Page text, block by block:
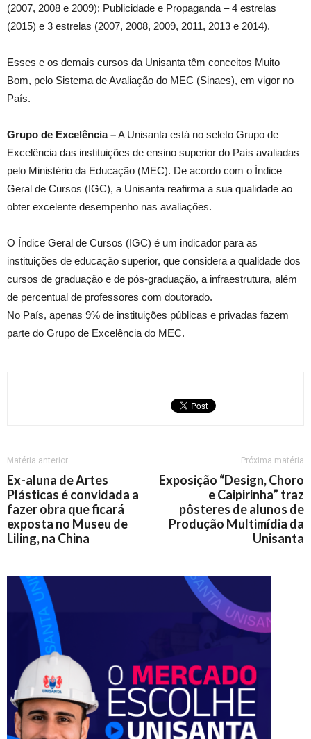
(2007, 2008 e 2009); Publicidade e Propaganda – 4 estrelas
(2015) e 3 estrelas (2007, 2008, 2009, 2011, 2013 e 2014).
Esses e os demais cursos da Unisanta têm conceitos Muito
Bom, pelo Sistema de Avaliação do MEC (Sinaes), em vigor no
País.
Grupo de Excelência –A Unisanta está no seleto Grupo de
Excelência das instituições de ensino superior do País avaliadas
pelo Ministério da Educação (MEC). De acordo com o Índice
Geral de Cursos (IGC), a Unisanta reafirma a sua qualidade ao
obter excelente desempenho nas avaliações.
O Índice Geral de Cursos (IGC) é um indicador para as
instituições de educação superior, que considera a qualidade dos
cursos de graduação e de pós-graduação, a infraestrutura, além
de percentual de professores com doutorado.
No País, apenas 9% de instituições públicas e privadas fazem
parte do Grupo de Excelência do MEC.
Matéria anterior
Ex-aluna de Artes
Plásticas é convidada a
fazer obra que ficará
exposta no Museu de
Liling, na China
Próxima matéria
Exposição “Design, Choro
e Caipirinha” traz
pôsteres de alunos de
Produção Multimídia da
Unisanta